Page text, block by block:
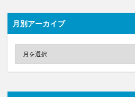
月別アーカイブ